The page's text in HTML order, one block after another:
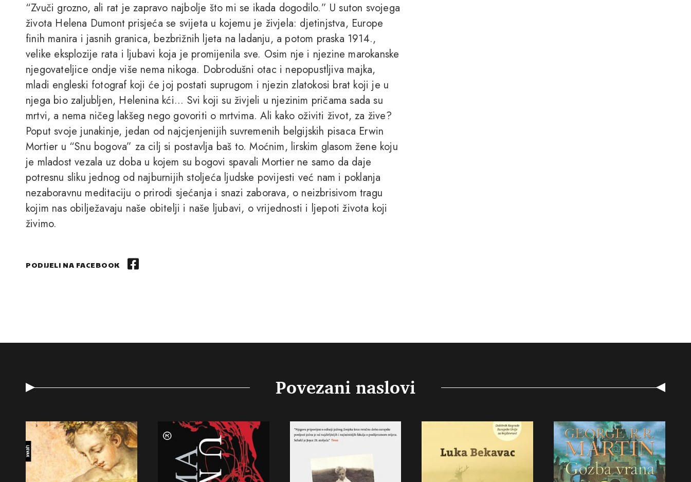
“Zvuči grozno, ali rat je zapravo najbolje što mi se ikada dogodilo.” U suton svojega
života Helena Dumont prisjeća se svijeta u kojemu je živjela: djetinjstva, Europe
finih manira i jasnih granica, bezbrižnih ljeta na ladanju, a potom praska 1914.,
velike eksplozije rata i ljubavi koja je promijenila sve. Osim nje i njezine marokanske
njegovateljice ondje više nema nikoga. Dobrodušni otac i nepopustljiva majka,
mladi engleski fotograf koji će joj postati suprugom i njezin zlatokosi brat koji je u
njega bio zaljubljen, Helenina kći... Svi koji su živjeli u njezinim pričama sada su
mrtvi, a nema ničeg lakšeg nego govoriti o mrtvima. Ali kako oživiti život, za žive?
Poput svoje junakinje, jedan od najcjenjenijih suvremenih belgijskih pisaca Erwin
Mortier u “Snu bogova” za cilj si postavlja baš to. Moćnim, lirskim glasom žene koju
je mladost vezala uz doba u kojem su bogovi spavali Mortier ne samo da daje
potresnu sliku jednog od najburnijih stoljeća ljudske povijesti već nam i poklanja
nezaboravnu meditaciju o prirodi sjećanja i snazi zaborava, o neizbrisivom tragu
kojim nas obilježavaju naše obitelji i naše ljubavi, o vrijednosti i ljepoti života koji
živimo.
PODIJELI NA FACEBOOK
Povezani naslovi